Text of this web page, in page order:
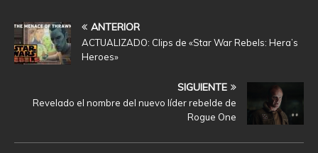
ANTERIOR
ACTUALIZADO: Clips de «Star War Rebels: Hera’s
Heroes»
SIGUIENTE
Revelado el nombre del nuevo líder rebelde de
Rogue One